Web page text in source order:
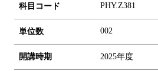
科目コード PHY.Z381
単位数 002
開講時期 2025年度